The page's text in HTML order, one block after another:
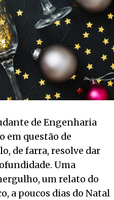
de Engenharia
em questão de
de farra, resolve dar
Uma
um relato do
a poucos dias do Natal